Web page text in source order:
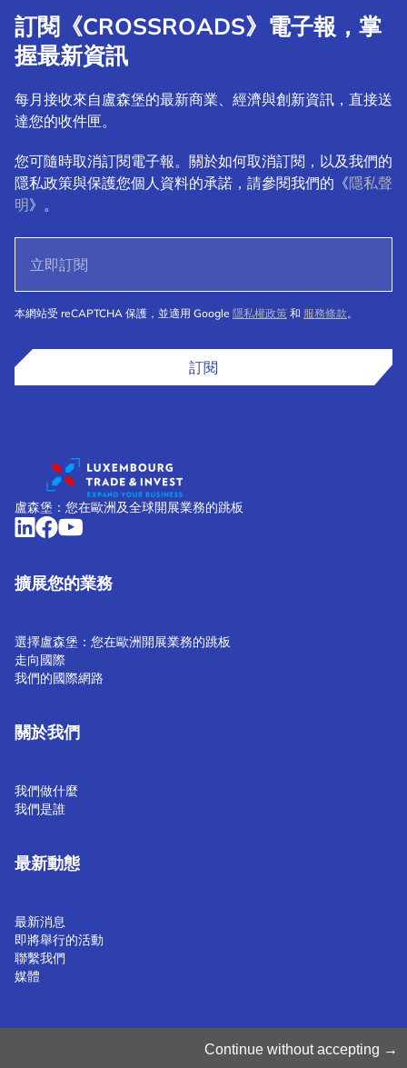
訂閱《CROSSROADS》電子報，掌
握最新資訊
每月接收來自盧森堡的最新商業、經濟與創新資訊，直接送
達您的收件匣。
您可隨時取消訂閱電子報。關於如何取消訂閱，以及我們的
隱私政策與保護您個人資料的承諾，請參閱我們的《隱私聲
明》。
本網站受 reCAPTCHA 保護，並適用 Google 隱私權政策 和 服務條款。
訂閱
盧森堡：您在歐洲及全球開展業務的跳板
擴展您的業務
選擇盧森堡：您在歐洲開展業務的跳板
走向國際
我們的國際網路
關於我們
我們做什麼
我們是誰
最新動態
最新消息
即將舉行的活動
聯繫我們
媒體
Continue without accepting